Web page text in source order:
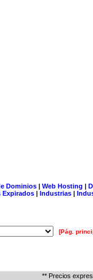
Dominios| Web Hosting |
Expirados | Industrias |
[Pág.
** Precios